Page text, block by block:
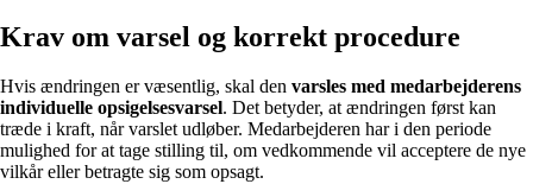
Krav om varsel og korrekt procedure
Hvis ændringen er væsentlig, skal den varsles med medarbejderens
individuelle opsigelsesvarsel. Det betyder, at ændringen først kan
træde i kraft, når varslet udløber. Medarbejderen har i den periode
mulighed for at tage stilling til, om vedkommende vil acceptere de nye
vilkår eller betragte sig som opsagt.